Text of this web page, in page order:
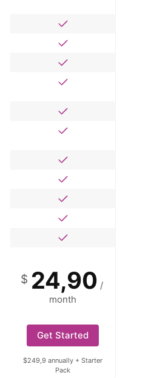
$ 24,90 /
month
Get Started
$249,9 annually + Starter
Pack